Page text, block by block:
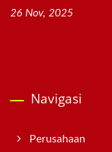
26 Nov, 2025
Navigasi
Perusahaan